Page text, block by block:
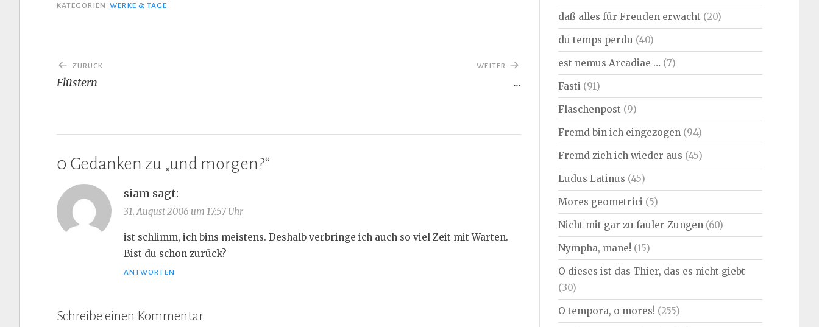
KATEGORIEN WERKE & TAGE
Beitragsnavigation
ZURÜCK
Flüstern
WEITER
…
0 Gedanken zu „und morgen?“
siam sagt:
31. August 2006 um 17:57 Uhr
ist schlimm, ich bins meistens. Deshalb verbringe ich auch so viel Zeit mit Warten.
Bist du schon zurück?
ANTWORTEN
Schreibe einen Kommentar
daß alles für Freuden erwacht (20)
du temps perdu (40)
est nemus Arcadiae … (7)
Fasti (91)
Flaschenpost (9)
Fremd bin ich eingezogen (94)
Fremd zieh ich wieder aus (45)
Ludus Latinus (45)
Mores geometrici (5)
Nicht mit gar zu fauler Zungen (60)
Nympha, mane! (15)
O dieses ist das Thier, das es nicht giebt
(30)
O tempora, o mores! (255)